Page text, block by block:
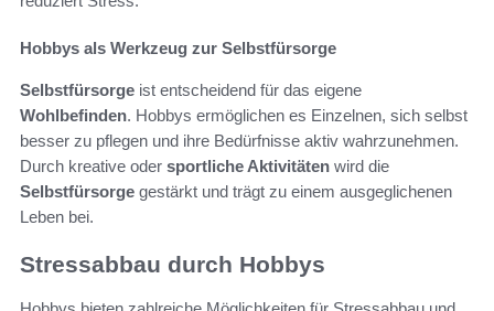
Hobbys als Werkzeug zur Selbstfürsorge
Selbstfürsorge ist entscheidend für das eigene
Wohlbefinden. Hobbys ermöglichen es Einzelnen, sich selbst
besser zu pflegen und ihre Bedürfnisse aktiv wahrzunehmen.
Durch kreative oder sportliche Aktivitäten wird die
Selbstfürsorge gestärkt und trägt zu einem ausgeglichenen
Leben bei.
Stressabbau durch Hobbys